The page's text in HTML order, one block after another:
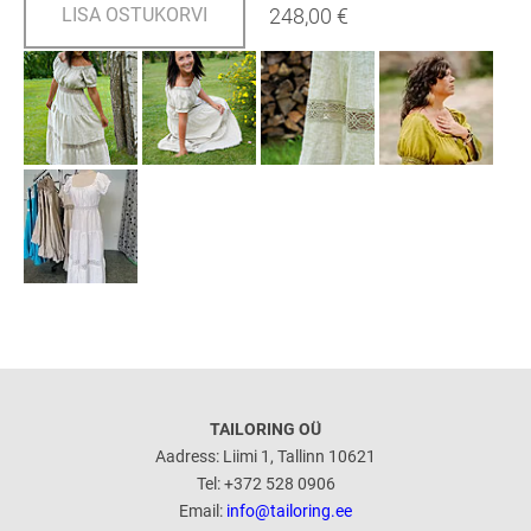
LISA OSTUKORVI 248,00 €
TAILORING OÜ
Aadress: Liimi 1, Tallinn 10621
Tel: +372 528 0906
Email: info@tailoring.ee